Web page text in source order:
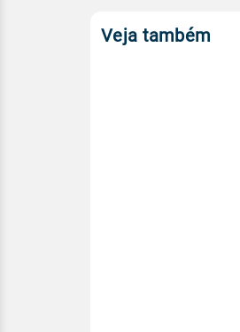
Veja também